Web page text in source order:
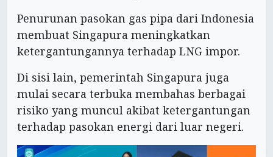
Penurunan pasokan gas pipa dari Indonesia
membuat Singapura meningkatkan
ketergantungannya terhadap LNG impor.
Di sisi lain, pemerintah Singapura juga
mulai secara terbuka membahas berbagai
risiko yang muncul akibat ketergantungan
terhadap pasokan energi dari luar negeri.